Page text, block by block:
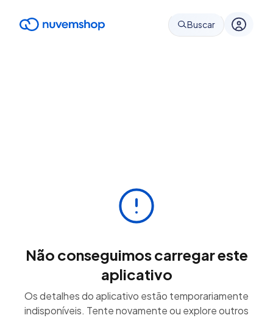
Buscar
Não conseguimos carregar este
aplicativo
Os detalhes do aplicativo estão temporariamente
indisponíveis. Tente novamente ou explore outros